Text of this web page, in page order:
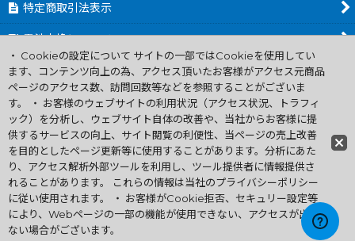
特定商取引法表示
電池交換について
商品カテゴリ一覧
Worldwide Shipping Guide
ファミコン買取通販 中古 ディスクシステム 販売 ニンテンドウ64・
ゲーム買取 .電池交換
Copyright (C) 2007 ファミコン お宝王 All Rights
Reserved.
許可無く当サイトの画像、文章、無断転載複製を禁ずる
・ Cookieの設定について サイトの一部ではCookieを使用してい
ます、コンテンツ向上の為、アクセス頂いたお客様がアクセス元商品
ページのアクセス数、訪問回数等などを参照することがございま
す。 ・ お客様のウェブサイトの利用状況（アクセス状況、トラフィ
ック）を分析し、ウェブサイト自体の改善や、当社からお客様に提
供するサービスの向上、サイト閲覧の利便性、当ページの売上改善
を目的としたページ更新等に使用することがあります。分析にあた
り、アクセス解析外部ツールを利用し、ツール提供者に情報提供さ
れることがあります。 これらの情報は当社のプライバシーポリシー
に従い使用されます。 ・ お客様がCookie拒否、セキュリー設定等
により、Webページの一部の機能が使用できない、アクセスが出来
ない場合がございます。